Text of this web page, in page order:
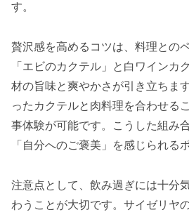
す。
贅沢感を高めるコツは、料理との
「エビのカクテル」と白ワインカ
材の旨味と爽やかさが引き立ちま
ったカクテルと肉料理を合わせる
事体験が可能です。こうした組み
「自分へのご褒美」を感じられる
注意点として、飲み過ぎには十分
わうことが大切です。サイゼリヤ